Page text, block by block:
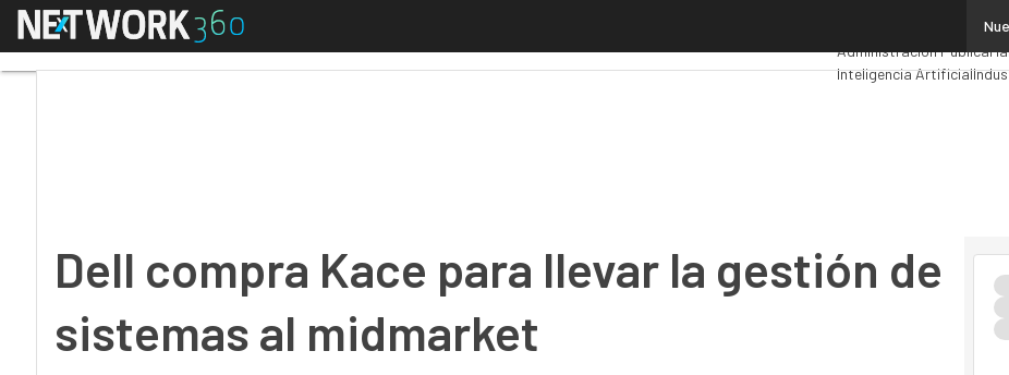
Menú
Administración Pública
Inteligencia Artificial
Dell compra Kace para llevar la gestión de
sistemas al midmarket